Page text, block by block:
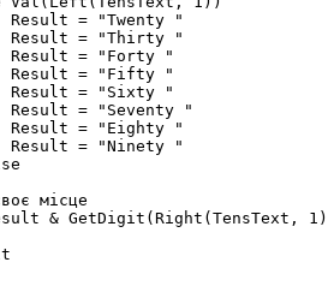
Result = "Twenty "
Result = "Thirty "
Result = "Forty "
Result = "Fifty "
Result = "Sixty "
Result = "Seventy "
Result = "Eighty "
Result = "Ninety "
місце
& GetDigit(Right(TensText,